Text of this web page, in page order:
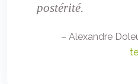
postérité.
– Alexandre